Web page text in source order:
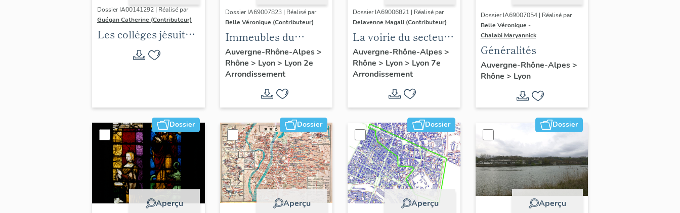
Dossier IA00141292 | Réalisé par
Guégan Catherine (Contributeur)
Les collèges jésuites
d'Ancien Régime
(1556-1763) dans la
(DOSSIER EN
Dossier IA69007823 | Réalisé par
Belle Véronique (Contributeur)
Immeubles du
secteur des Jacobins
Auvergne-Rhône-Alpes>
Rhône > Lyon> Lyon 2e
Arrondissement
Dossier IA69006821 | Réalisé par
Delavenne Magali (Contributeur)
La voirie du secteur
d'étude "Saint-
André" (Lyon 7e)
Auvergne-Rhône-Alpes>
Rhône > Lyon> Lyon 7e
Arrondissement
Dossier IA69007054 | Réalisé par
Belle Véronique -
Chalabi Maryannick
Généralités
Auvergne-Rhône-Alpes>
Rhône > Lyon
Dossier
Aperçu
Dossier
Aperçu
Dossier
Aperçu
Dossier
Aperçu